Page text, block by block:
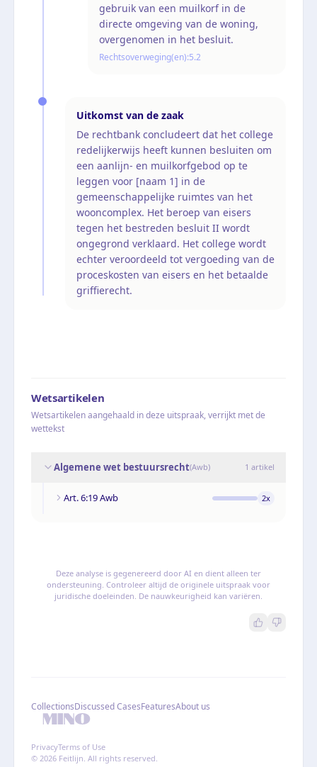
gebruik van een muilkorf in de
directe omgeving van de woning,
overgenomen in het besluit.
Rechtsoverweging(en):5.2
Uitkomst van de zaak
De rechtbank concludeert dat het college
redelijkerwijs heeft kunnen besluiten om
een aanlijn- en muilkorfgebod op te
leggen voor [naam 1] in de
gemeenschappelijke ruimtes van het
wooncomplex. Het beroep van eisers
tegen het bestreden besluit II wordt
ongegrond verklaard. Het college wordt
echter veroordeeld tot vergoeding van de
proceskosten van eisers en het betaalde
griffierecht.
Wetsartikelen
Wetsartikelen aangehaald in deze uitspraak, verrijkt met de
wettekst
Algemene wet bestuursrecht(Awb) 1 artikel
Art. 6:19 Awb 2x
Deze analyse is gegenereerd door AI en dient alleen ter
ondersteuning. Controleer altijd de originele uitspraak voor
juridische doeleinden. De nauwkeurigheid kan variëren.
CollectionsDiscussed CasesFeaturesAbout us
PrivacyTerms of Use
© 2026 Feitlijn. All rights reserved.